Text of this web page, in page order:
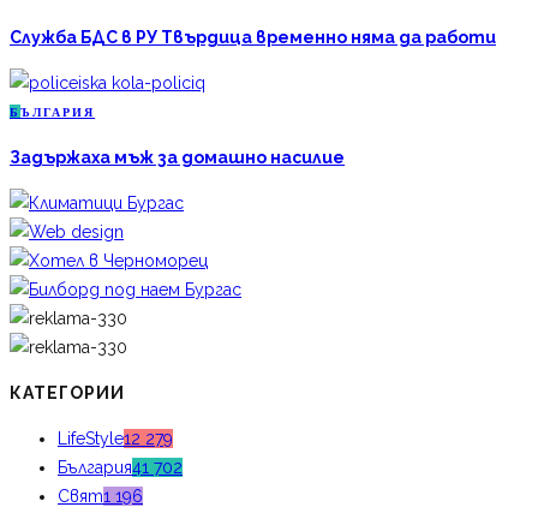
Служба БДС в РУ Твърдица временно няма да работи
Б ЪЛГАРИЯ
Задържаха мъж за домашно насилие
КАТЕГОРИИ
LifeStyle12 279
България41 702
Свят1 196